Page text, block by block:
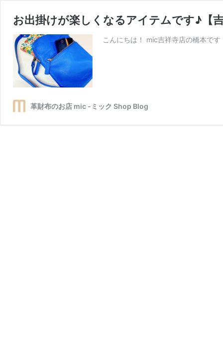
お出掛けが楽しくなるアイテムです♪【
こんにちは！ mic吉祥寺店の橋本で
革財布のお店 mic -ミック Shop Blog